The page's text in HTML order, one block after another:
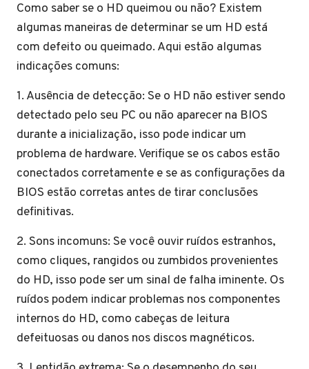
Como saber se o HD queimou ou não? Existem
algumas maneiras de determinar se um HD está
com defeito ou queimado. Aqui estão algumas
indicações comuns:
1. Ausência de detecção: Se o HD não estiver sendo
detectado pelo seu PC ou não aparecer na BIOS
durante a inicialização, isso pode indicar um
problema de hardware. Verifique se os cabos estão
conectados corretamente e se as configurações da
BIOS estão corretas antes de tirar conclusões
definitivas.
2. Sons incomuns: Se você ouvir ruídos estranhos,
como cliques, rangidos ou zumbidos provenientes
do HD, isso pode ser um sinal de falha iminente. Os
ruídos podem indicar problemas nos componentes
internos do HD, como cabeças de leitura
defeituosas ou danos nos discos magnéticos.